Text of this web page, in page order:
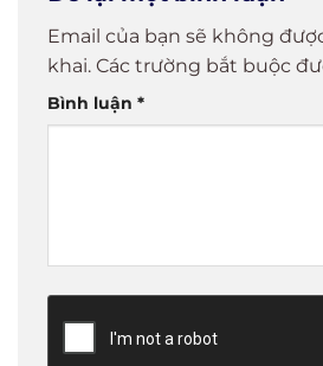
Email của bạn sẽ không
khai. Các trường bắt buộc
Bình luận *